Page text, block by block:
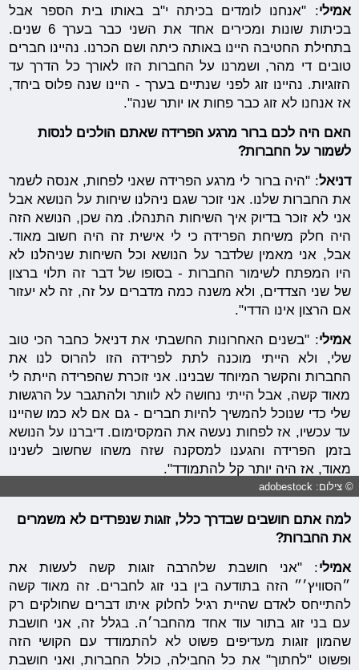
אמילי: "אנחנו לומדים בכיתה י"ב באותו בית הספר אבל
בכיתות שונות ומכירים אחד את השני כבר בערך 6 שנים.
בתחילת החטיבה היינו באותה כיתה ושם הכרנו. נהיינו חברים
טובים די מהר, ושמרנו על החברות הזו לאורך כל הדרך עד
הזוגיות. נהיינו זוג לפני שנתיים בערך - היינו שנה פלוס ביחד,
אז אנחנו לא זוג כבר פחות או יותר שנה".
האם היה לכם ברור מרגע הפרידה שאתם הולכים לנסות
לשמור על החברות?
דניאל: "היה ברור לי מרגע הפרידה שאני לפחות, אנסה לשמר
את החברות שלנו. אני זוכר שגם ניהלנו שיחות על הנושא אבל
אני לא זוכר בדיוק איך השיחות התנהלו. מה שכן, הנושא הזה
היה חלק משיחת הפרידה כי לי אישית זה היה חשוב מאוד.
אבל, אני מאמין שלדבר על הנושא וכל השיחות שניהלנו לא
היו המפתח לשימור החברות - בסופו של דבר זה תלוי ברצון
של שני הצדדים, ולא משנה כמה מדברים על זה, זה לא יעזור
אם הרצון אינו הדדי".
אמילי: "בשנים האחרונות החשבתי את דניאל כחבר הכי טוב
שלי, ולא הייתי מוכנה לתת לפרידה הזו להרוס לנו את
החברות והקשר המיוחד שבנינו. אני זוכרת שהפרידה הייתה לי
מאוד קשה, אבל הייתי נחושה לא לוותר ולהתגבר על הרגשות
שלי כדי שנוכל להמשיך להיות חברים - גם אם לא כמו שהיינו
עד עכשיו, אז לפחות נעשה את המקסימום. דיברנו על הנושא
בזמן הפרידה והגענו למסקנה שזה משהו שחשוב לשנינו
מאוד, אז היה יותר קל להתמודד".
© צילום: adobestock
למה אתם חושבים שבדרך כלל, זוגות שנפרדים לא משמרים
את החברות?
אמילי: "אני חושבת שלהרבה זוגות קשה לעשות את
״הסוויץ׳״ הזה בתודעה בין בני זוג לחברים. זה מאוד קשה
להתייחס לאדם שהיית רגיל לחלוק איתו דברים שחולקים רק
עם בני זוג בתור עוד אחד מהחבר׳ה. בגלל זה, אני חושבת
שהמון זוגות מעדיפים פשוט לא להתמודד עם הקושי הזה
ופשוט "לחתוך" את כל החבילה, כולל החברות, ואני חושבת